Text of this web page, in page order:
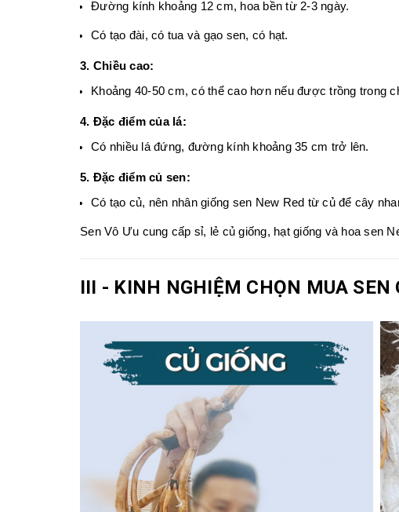
Đường kính khoảng 12 cm, hoa bền từ 2-3ngày.
Có tạo đài, có tua và gạo sen, có hạt.
3. Chiều cao:
Khoảng 40-50 cm, có thể cao hơn nếu được trồng trong
4. Đặc điểm của lá:
Có nhiều lá đứng, đường kính khoảng 35 cm trở lên.
5. Đặc điểm củ sen:
Có tạo củ, nên nhân giống sen New Red từ củ để cây
Sen Vô Ưu cung cấp sỉ, lẻ củ giống, hạt giống và hoa sen
III - KINH NGHIỆM CHỌN MUA SEN